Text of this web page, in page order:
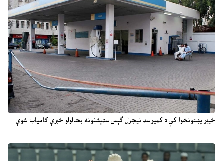
خیبر پښتونخوا کې د کمپرسډ نیچرل ګېس سټېشنونه بحالولو خبرې کامیاب شوې